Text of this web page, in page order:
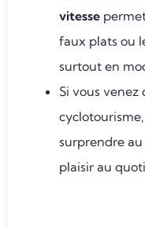
vitesse
faux plats ou
surtout en
Si vous venez
surprendre
plaisir au